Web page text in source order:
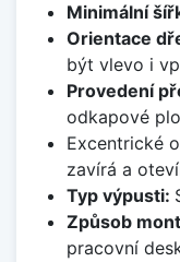
Minimální
Orientace
být vlevo i
Provedení
odkapové
Excentrické
zavírá a
Typ výpusti:
Způsob
pracovní